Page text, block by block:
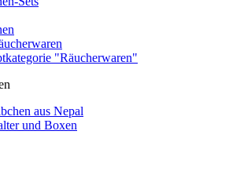
"Räucherwaren"
aus Nepal
und Boxen